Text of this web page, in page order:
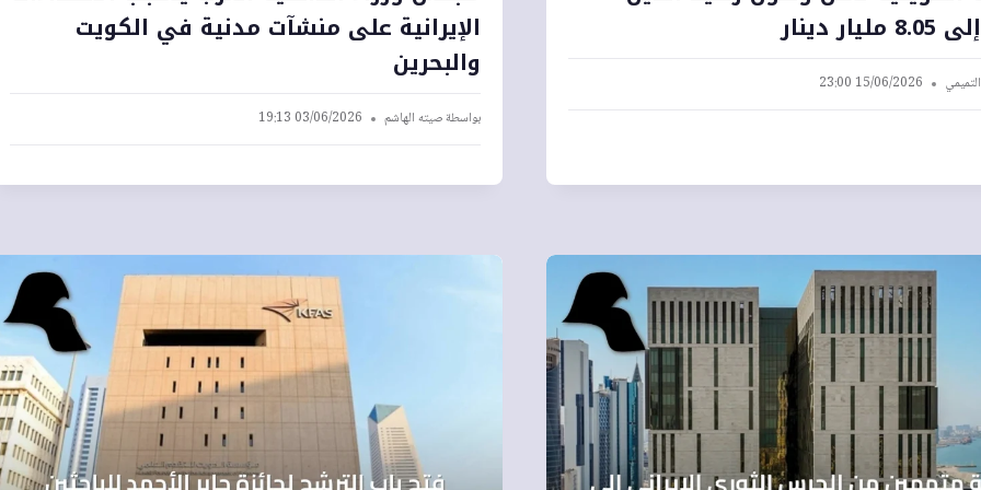
دينار
15/06/2026 23:00
الإيرانية على منشآت مدنية في الكويت
والبحرين
بواسطةصيته الهاشم 03/06/2026 19:13